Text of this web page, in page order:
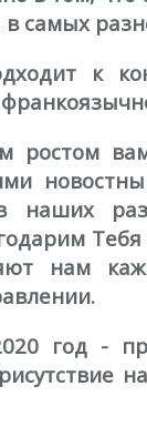
в самых
к
ростом
наших
нам
год -